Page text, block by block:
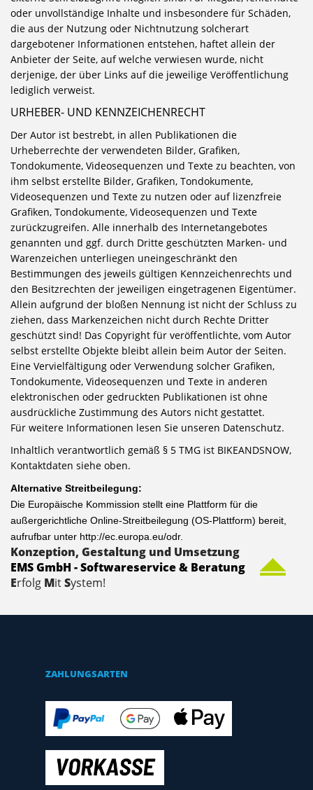
oder unvollständige Inhalte und insbesondere für Schäden,
die aus der Nutzung oder Nichtnutzung solcherart
dargebotener Informationen entstehen, haftet allein der
Anbieter der Seite, auf welche verwiesen wurde, nicht
derjenige, der über Links auf die jeweilige Veröffentlichung
lediglich verweist.
URHEBER- UND KENNZEICHENRECHT
Der Autor ist bestrebt, in allen Publikationen die
Urheberrechte der verwendeten Bilder, Grafiken,
Tondokumente, Videosequenzen und Texte zu beachten, von
ihm selbst erstellte Bilder, Grafiken, Tondokumente,
Videosequenzen und Texte zu nutzen oder auf lizenzfreie
Grafiken, Tondokumente, Videosequenzen und Texte
zurückzugreifen. Alle innerhalb des Internetangebotes
genannten und ggf. durch Dritte geschützten Marken- und
Warenzeichen unterliegen uneingeschränkt den
Bestimmungen des jeweils gültigen Kennzeichenrechts und
den Besitzrechten der jeweiligen eingetragenen Eigentümer.
Allein aufgrund der bloßen Nennung ist nicht der Schluss zu
ziehen, dass Markenzeichen nicht durch Rechte Dritter
geschützt sind! Das Copyright für veröffentlichte, vom Autor
selbst erstellte Objekte bleibt allein beim Autor der Seiten.
Eine Vervielfältigung oder Verwendung solcher Grafiken,
Tondokumente, Videosequenzen und Texte in anderen
elektronischen oder gedruckten Publikationen ist ohne
ausdrückliche Zustimmung des Autors nicht gestattet.
Für weitere Informationen lesen Sie unseren Datenschutz.
Inhaltlich verantwortlich gemäß § 5 TMG ist BIKEANDSNOW,
Kontaktdaten siehe oben.
Alternative Streitbeilegung:
Die Europäische Kommission stellt eine Plattform für die
außergerichtliche Online-Streitbeilegung (OS-Plattform) bereit,
aufrufbar unter http://ec.europa.eu/odr.
Konzeption, Gestaltung und Umsetzung
EMS GmbH - Softwareservice & Beratung
Erfolg MitSystem!
ZAHLUNGSARTEN